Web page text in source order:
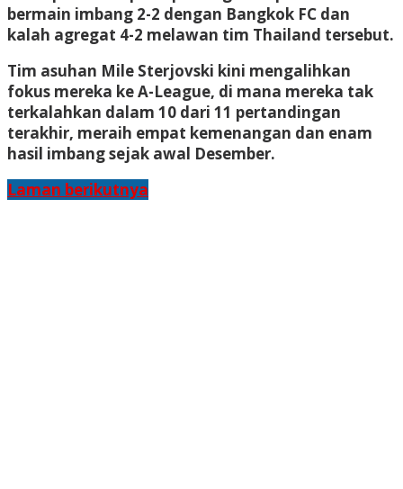
bermain imbang 2-2 dengan Bangkok FC dan
kalah agregat 4-2 melawan tim Thailand tersebut.
Tim asuhan Mile Sterjovski kini mengalihkan
fokus mereka ke A-League, di mana mereka tak
terkalahkan dalam 10 dari 11 pertandingan
terakhir, meraih empat kemenangan dan enam
hasil imbang sejak awal Desember.
Laman berikutnya